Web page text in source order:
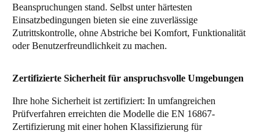
Italiano
Russia
Russian
Poland
Polski
Czech Republic
Beanspruchungen stand. Selbst unter härtesten
Einsatzbedingungen bieten sie eine zuverlässige
Zutrittskontrolle, ohne Abstriche bei Komfort, Funktionalität
oder Benutzerfreundlichkeit zu machen.
Zertifizierte Sicherheit für anspruchsvolle Umgebungen
Ihre hohe Sicherheit ist zertifiziert: In umfangreichen
Prüfverfahren erreichten die Modelle die EN 16867-
Zertifizierung mit einer hohen Klassifizierung für